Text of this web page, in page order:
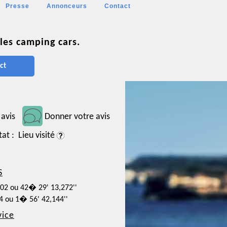
Presse Annonceurs Contact
camping cars.
Donner votre avis
: Lieu visité
ou 42� 29' 13,272''
ou 1� 56' 42,144''